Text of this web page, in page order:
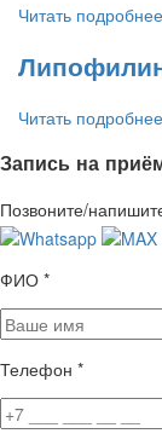
Читать подробнее
Читать подробнее
Запись на
Позвоните/
ФИО *
Телефон *